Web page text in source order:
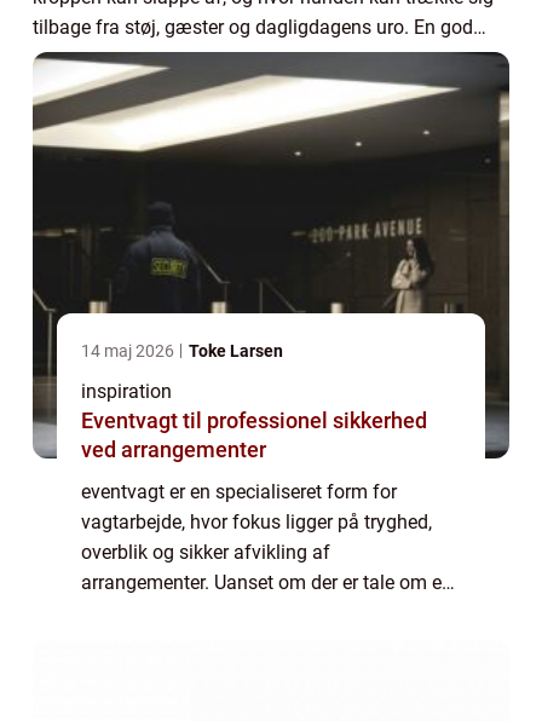
tilbage fra støj, gæster og dagligdagens uro. En god
seng st&os...
14 maj 2026 Toke Larsen
inspiration
Eventvagt til professionel sikkerhed
ved arrangementer
eventvagt er en specialiseret form for
vagtarbejde, hvor fokus ligger på tryghed,
overblik og sikker afvikling af
arrangementer. Uanset om der er tale om en